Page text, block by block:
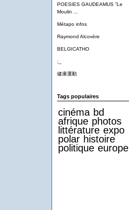
POESIES GAUDEAMUS ”Le
Moulin ...
Métapo infos
Raymond Alcovère
BELGICATHO
;_
健康運動
Tags populaires
cinéma bd
afrique photos
littérature expo
polar histoire
politique europe